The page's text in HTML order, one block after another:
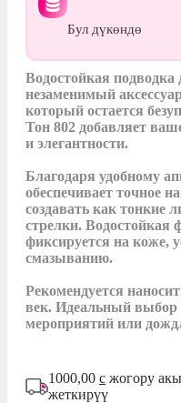
Бул дүкөндө
Водостойкая подводка
незаменимый
который остается
Тон 802 добавляет
и элегантности.
Благодаря удобному
обеспечивает точное
создавать как тонкие
стрелки. Водостойкая
фиксируется на коже,
смазыванию.
Рекомендуется
век. Идеальный выбор
мероприятий или
1000,00 с жогору
жеткирүү